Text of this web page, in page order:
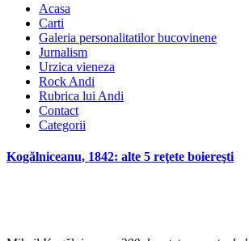
Acasa
Carti
Galeria personalitatilor bucovinene
Jurnalism
Urzica vieneza
Rock Andi
Rubrica lui Andi
Contact
Categorii
Kogălniceanu, 1842: alte 5 reţete boiereşti